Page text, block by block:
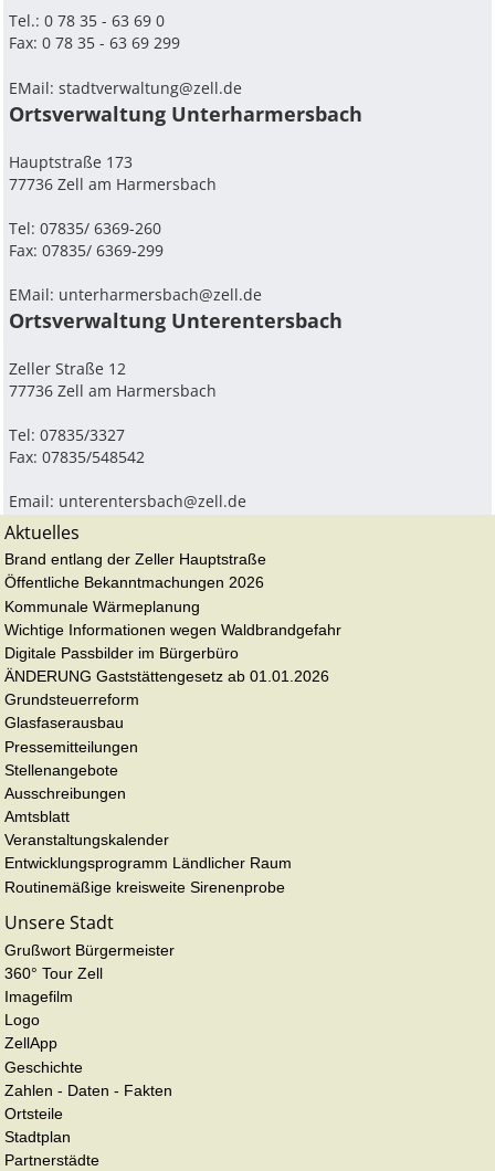
Tel.: 0 78 35 - 63 69 0
Fax: 0 78 35 - 63 69 299
EMail:stadtverwaltung@zell.de
Ortsverwaltung Unterharmersbach
Hauptstraße 173
77736 Zell am Harmersbach
Tel: 07835/ 6369-260
Fax: 07835/ 6369-299
EMail: unterharmersbach@zell.de
Ortsverwaltung Unterentersbach
Zeller Straße 12
77736 Zell am Harmersbach
Tel: 07835/3327
Fax: 07835/548542
Email: unterentersbach@zell.de
Aktuelles
Brand entlang der Zeller Hauptstraße
Öffentliche Bekanntmachungen 2026
Kommunale Wärmeplanung
Wichtige Informationen wegen Waldbrandgefahr
Digitale Passbilder im Bürgerbüro
ÄNDERUNG Gaststättengesetz ab 01.01.2026
Grundsteuerreform
Glasfaserausbau
Pressemitteilungen
Stellenangebote
Ausschreibungen
Amtsblatt
Veranstaltungskalender
Entwicklungsprogramm Ländlicher Raum
Routinemäßige kreisweite Sirenenprobe
Unsere Stadt
Grußwort Bürgermeister
360° Tour Zell
Imagefilm
Logo
ZellApp
Geschichte
Zahlen - Daten - Fakten
Ortsteile
Stadtplan
Partnerstädte